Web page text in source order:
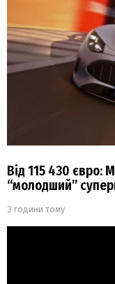
Від 115 430 євро:
“молодший”
3 години тому